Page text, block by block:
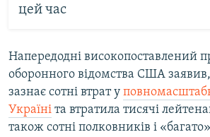
цей час
Напередодні високопоставлений
оборонного відомства США
зазнає сотні втрат у
Україні та втратила тисячі
також сотні полковників і